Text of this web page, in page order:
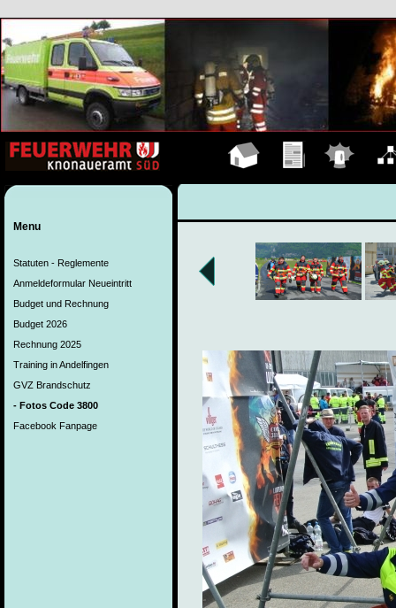
Menu
Statuten - Reglemente
Anmeldeformular Neueintritt
Budget und Rechnung
Budget 2026
Rechnung 2025
Training in Andelfingen
GVZ Brandschutz
- Fotos Code 3800
Facebook Fanpage